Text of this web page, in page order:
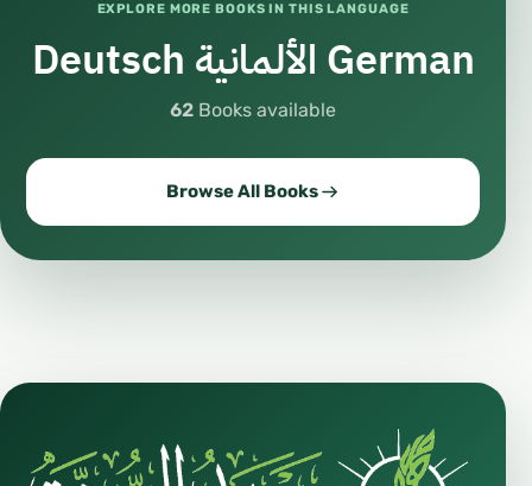
EXPLORE MORE BOOKS IN THIS LANGUAGE
Deutsch الألمانية German
62 Books available
Browse All Books